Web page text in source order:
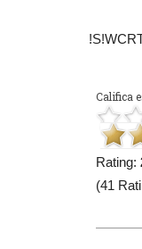
Califica
Rating:
(41